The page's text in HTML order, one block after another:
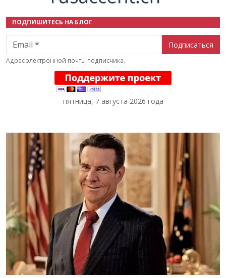
ПОДПИШИТЕСЬ НА БЛОГ
Email
Адрес электронной почты подписчика.
пятница, 7 августа 2026 года